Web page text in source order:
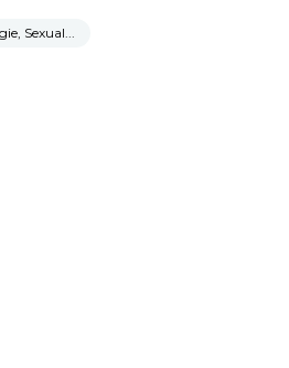
Sexual...